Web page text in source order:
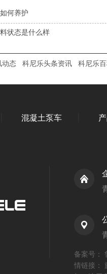
何养护
状态是什么样
动态 科尼乐头条资讯 科尼乐
混凝土泵车
备案号：
情链接：